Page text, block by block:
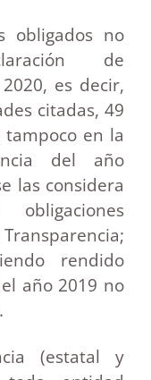
obligados no
de
es decir,
citadas, 49
en la
del año
las considera
rendido
año 2019 no
(estatal y